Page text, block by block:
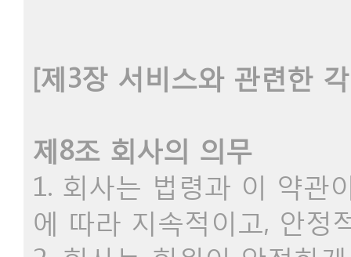
[제3장 서비스와 관련한
제8조 회사의 의무
1. 회사는 법령과 이 약관
에 따라 지속적이고, 안정